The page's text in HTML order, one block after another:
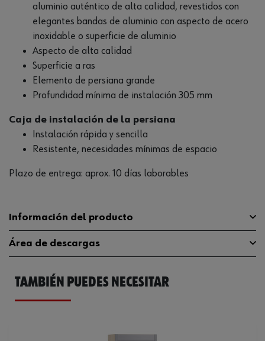
aluminio auténtico de alta calidad, revestidos con
elegantes bandas de aluminio con aspecto de acero
inoxidable o superficie de aluminio
Aspecto de alta calidad
Superficie a ras
Elemento de persiana grande
Profundidad mínima de instalación 305 mm
Caja de instalación de la persiana
Instalación rápida y sencilla
Resistente, necesidades mínimas de espacio
Plazo de entrega: aprox. 10 días laborables
Información del producto
Material Plástico/aluminio
Superficie AN
Área de descargas
Catálogo General 0684903087
TAMBIÉN PUEDES NECESITAR